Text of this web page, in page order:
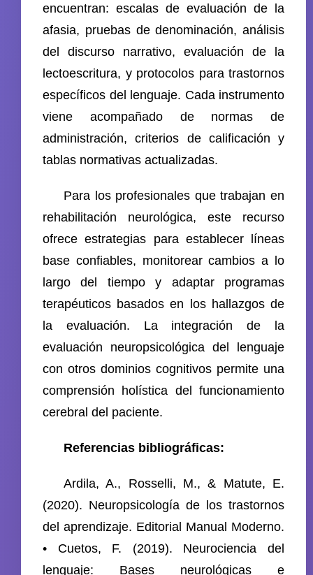
encuentran: escalas de evaluación de la
afasia, pruebas de denominación, análisis
del discurso narrativo, evaluación de la
lectoescritura, y protocolos para trastornos
específicos del lenguaje. Cada instrumento
viene acompañado de normas de
administración, criterios de calificación y
tablas normativas actualizadas.
Para los profesionales que trabajan en
rehabilitación neurológica, este recurso
ofrece estrategias para establecer líneas
base confiables, monitorear cambios a lo
largo del tiempo y adaptar programas
terapéuticos basados en los hallazgos de
la evaluación. La integración de la
evaluación neuropsicológica del lenguaje
con otros dominios cognitivos permite una
comprensión holística del funcionamiento
cerebral del paciente.
Referencias bibliográficas:
Ardila, A., Rosselli, M., & Matute, E.
(2020). Neuropsicología de los trastornos
del aprendizaje. Editorial Manual Moderno.
• Cuetos, F. (2019). Neurociencia del
lenguaje: Bases neurológicas e